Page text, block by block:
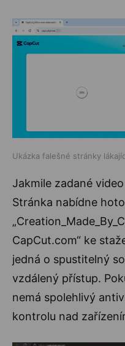
Ukázka falešné stránky
Jakmile zadané
Stránka nabídne
CapCut.com“ ke
jedná o spustitelný
vzdálený přístup.
nemá spolehlivý
kontrolu nad